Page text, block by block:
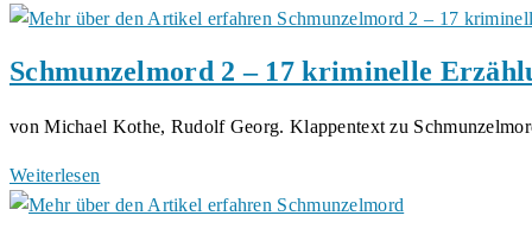
Short
Schmunzelmord 2 – 17 kriminelle
von Michael Kothe, Rudolf Georg. Klappentext zu
Weiterlesen
2